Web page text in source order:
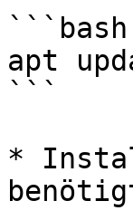
```bash
apt
```
*